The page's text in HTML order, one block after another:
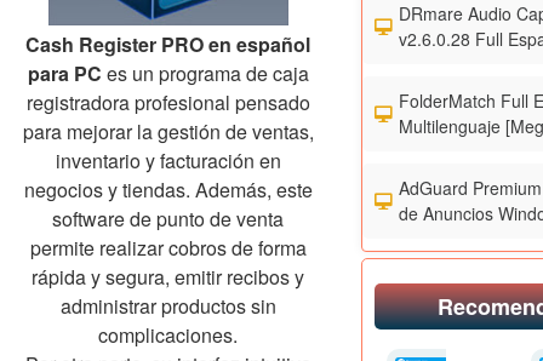
Cash Register PRO en español
para PC es un programa de caja
registradora profesional pensado
para mejorar la gestión de ventas,
inventario y facturación en
negocios y tiendas. Además, este
software de punto de venta
permite realizar cobros de forma
rápida y segura, emitir recibos y
administrar productos sin
complicaciones.
DRmare Audio
v2.6.0.28 Full
FolderMatch Full
Multilenguaje
AdGuard
de Anuncios